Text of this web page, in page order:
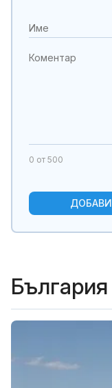
0 от 500
ДОБАВИ
България